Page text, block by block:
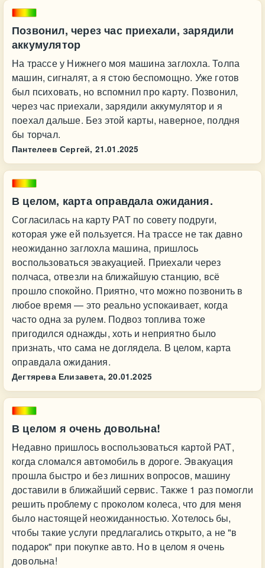
Позвонил, через час приехали, зарядили
аккумулятор
На трассе у Нижнего моя машина заглохла. Толпа
машин, сигналят, а я стою беспомощно. Уже готов
был психовать, но вспомнил про карту. Позвонил,
через час приехали, зарядили аккумулятор и я
поехал дальше. Без этой карты, наверное, полдня
бы торчал.
Пантелеев Сергей, 21.01.2025
В целом, карта оправдала ожидания.
Согласилась на карту РАТ по совету подруги,
которая уже ей пользуется. На трассе не так давно
неожиданно заглохла машина, пришлось
воспользоваться эвакуацией. Приехали через
полчаса, отвезли на ближайшую станцию, всё
прошло спокойно. Приятно, что можно позвонить в
любое время — это реально успокаивает, когда
часто одна за рулем. Подвоз топлива тоже
пригодился однажды, хоть и неприятно было
признать, что сама не доглядела. В целом, карта
оправдала ожидания.
Дегтярева Елизавета, 20.01.2025
В целом я очень довольна!
Недавно пришлось воспользоваться картой РАТ,
когда сломался автомобиль в дороге. Эвакуация
прошла быстро и без лишних вопросов, машину
доставили в ближайший сервис. Также 1 раз помогли
решить проблему с проколом колеса, что для меня
было настоящей неожиданностью. Хотелось бы,
чтобы такие услуги предлагались открыто, а не "в
подарок" при покупке авто. Но в целом я очень
довольна!